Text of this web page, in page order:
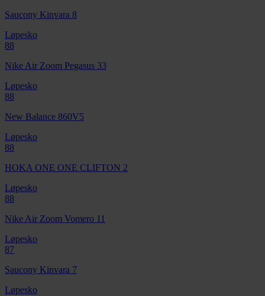
Saucony Kinvara 8
Løpesko
88
Nike Air Zoom Pegasus 33
Løpesko
88
New Balance 860V5
Løpesko
88
HOKA ONE ONE CLIFTON 2
Løpesko
88
Nike Air Zoom Vomero 11
Løpesko
87
Saucony Kinvara 7
Løpesko